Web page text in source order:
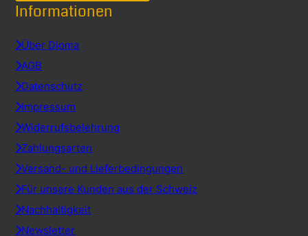
Informationen
Über Dioma
AGB
Datenschutz
Impressum
Widerrufsbelehrung
Zahlungsarten
Versand- und Lieferbedingungen
Für unsere Kunden aus der Schweiz
Nachhaltigkeit
Newsletter